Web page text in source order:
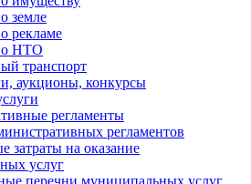
земле
рекламе
НТО
транспорт
аукционы, конкурсы
регламенты
регламентов
затраты на оказание
услуг
перечни муниципальных услуг